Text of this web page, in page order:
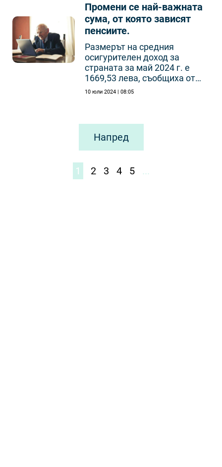
Промени се най-важната
сума, от която зависят
пенсиите.
Размерът на средния
осигурителен доход за
страната за май 2024 г. е
1669,53 лева, съобщиха от
НОИ
10 юли 2024 | 08:05
Напред
1 2 3 4 5 ...